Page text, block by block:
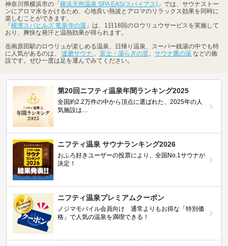
神奈川県横浜市の「 横浜天然温泉 SPA EAS(スパイアス) 」では、サウナストー
ンにアロマ水をかけるため、心地良い熱波とアロマのリラックス効果を同時に
楽しむことができます。
「 横濱スパヒルズ 竜泉寺の湯 」は、1日18回のロウリュウサービスを実施して
おり、爽快な発汗と温熱効果が得られます。
岳南原田駅のロウリュが楽しめる温泉、日帰り温泉、スーパー銭湯の中でも特
に人気があるのは、 達磨サウナ 、 富士・湯らぎの里、 サウナ鷹の湯 などの施
設です。ぜひ一度は足を運んでみてください。
第20回ニフティ温泉年間ランキング2025
全国約2.2万件の中から頂点に選ばれた、2025年の人
気施設は…
ニフティ温泉 サウナランキング2026
おふろ好きユーザーの投票により、全国No.1サウナが
決定！
ニフティ温泉プレミアムクーポン
ノジマモバイル会員向け 通常よりもお得な「特別価
格」で人気の温泉を満喫できる！